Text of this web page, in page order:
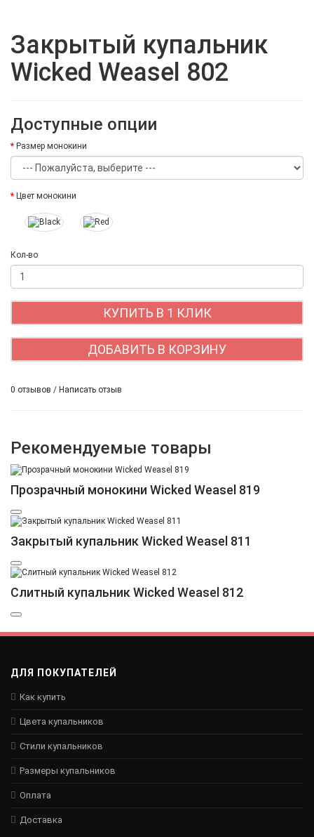
Закрытый купальник
Wicked Weasel 802
Доступные опции
Размер монокини
Цвет монокини
Кол-во
КУПИТЬ В 1 КЛИК
ДОБАВИТЬ В КОРЗИНУ
0 отзывов / Написать отзыв
Рекомендуемые товары
Прозрачный монокини Wicked Weasel 819
Закрытый купальник Wicked Weasel 811
Слитный купальник Wicked Weasel 812
ДЛЯ ПОКУПАТЕЛЕЙ
Как купить
Цвета купальников
Стили купальников
Размеры купальников
Оплата
Доставка